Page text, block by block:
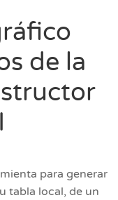
de la
para generar
tabla local, de un